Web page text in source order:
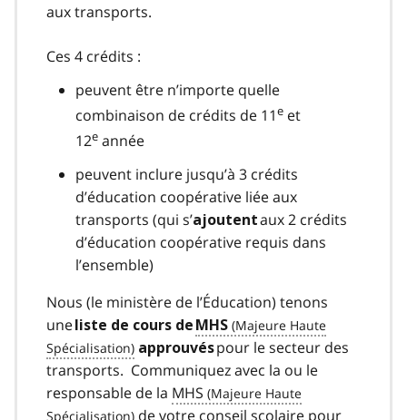
aux transports.
Ces 4 crédits :
peuvent être n’importe quelle
combinaison de crédits de 11e et
12e année
peuvent inclure jusqu’à 3 crédits
d’éducation coopérative liée aux
transports (qui s’ajoutentaux 2 crédits
d’éducation coopérative requis dans
l’ensemble)
Nous (le ministère de l’Éducation) tenons
une liste de cours de MHS
approuvéspour le secteur des
transports. Communiquez avec la ou le
responsable de la MHS
de votre conseil scolaire pour